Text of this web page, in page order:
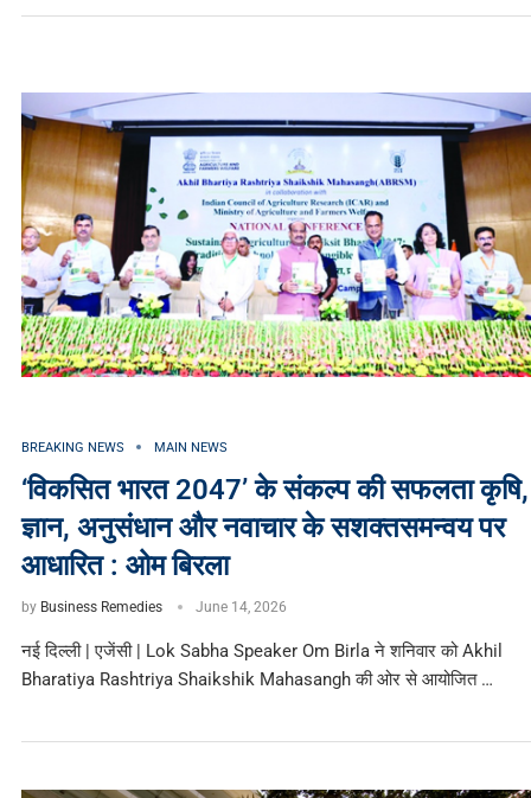
BREAKING NEWS MAIN NEWS
‘विकसित भारत 2047’ के संकल्प की सफलता कृषि,
ज्ञान, अनुसंधान और नवाचार के सशक्तसमन्वय पर
आधारित : ओम बिरला
by Business Remedies June 14, 2026
नई दिल्ली | एजेंसी | Lok Sabha Speaker Om Birla ने शनिवार को Akhil
Bharatiya Rashtriya Shaikshik Mahasangh की ओर से आयोजित …